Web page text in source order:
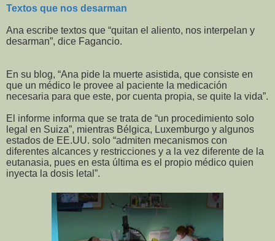
Textos que nos desarman
Ana escribe textos que “quitan el aliento, nos interpelan y
desarman”, dice Fagancio.
En su blog, “Ana pide la muerte asistida, que consiste en
que un médico le provee al paciente la medicación
necesaria para que este, por cuenta propia, se quite la vida”.
El informe informa que se trata de “un procedimiento solo
legal en Suiza”, mientras Bélgica, Luxemburgo y algunos
estados de EE.UU. solo “admiten mecanismos con
diferentes alcances y restricciones y a la vez diferente de la
eutanasia, pues en esta última es el propio médico quien
inyecta la dosis letal”.